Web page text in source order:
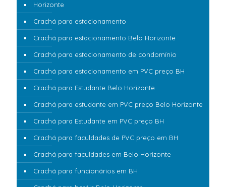
Horizonte
Crachá para estacionamento
Crachá para estacionamento Belo Horizonte
Crachá para estacionamento de condomínio
Crachá para estacionamento em PVC preço BH
Crachá para Estudante Belo Horizonte
Crachá para estudante em PVC preço Belo Horizonte
Crachá para Estudante em PVC preço BH
Crachá para faculdades de PVC preço em BH
Crachá para faculdades em Belo Horizonte
Crachá para funcionários em BH